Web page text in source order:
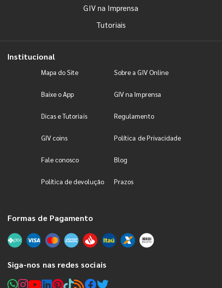
GIV na Imprensa
Tutoriais
Institucional
Mapa do Site Sobre a GIV Online
Baixe o App GIV na Imprensa
Dicas e Tutoriais Regulamento
GIV coins Política de Privacidade
Fale conosco Blog
Política de devolução Prazos
Formas de Pagamento
Siga-nos nas redes sociais